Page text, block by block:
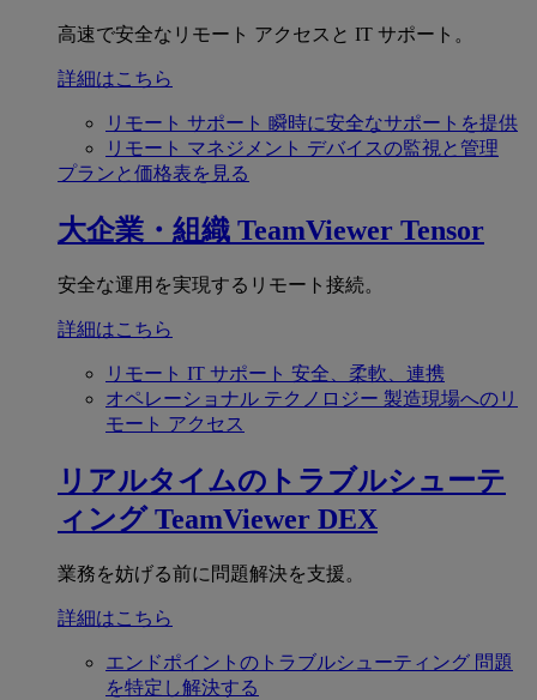
高速で安全なリモート アクセスと IT サポート。
詳細はこちら
リモート サポート 瞬時に安全なサポートを提供
リモート マネジメント デバイスの監視と管理
プランと価格表を見る
大企業・組織 TeamViewer Tensor
安全な運用を実現するリモート接続。
詳細はこちら
リモート IT サポート 安全、柔軟、連携
オペレーショナル テクノロジー 製造現場へのリ
モート アクセス
リアルタイムのトラブルシューテ
ィング TeamViewer DEX
業務を妨げる前に問題解決を支援。
詳細はこちら
エンドポイントのトラブルシューティング 問題
を特定し解決する